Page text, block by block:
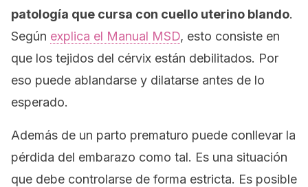
patología que cursa con cuello uterino blando.
Según explica el Manual MSD, esto consiste en
que los tejidos del cérvix están debilitados. Por
eso puede ablandarse y dilatarse antes de lo
esperado.
Además de un parto prematuro puede conllevar la
pérdida del embarazo como tal. Es una situación
que debe controlarse de forma estricta. Es posible